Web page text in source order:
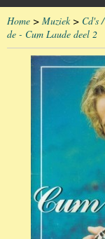
Home > Muziek> Cd's
de - Cum Laude deel 2